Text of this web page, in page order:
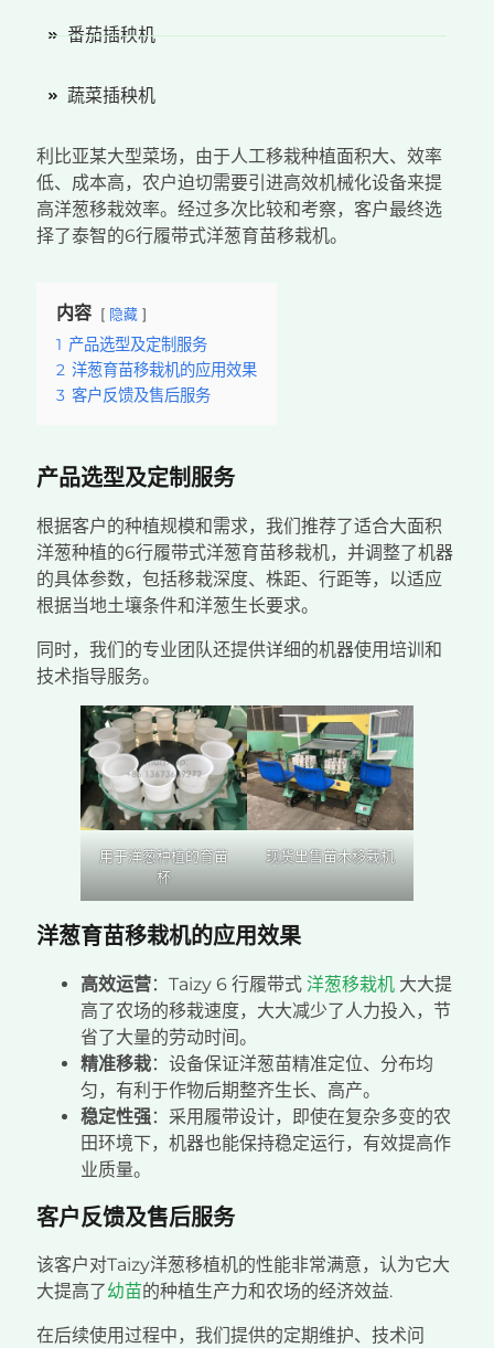
番茄插秧机
蔬菜插秧机
利比亚某大型菜场，由于人工移栽种植面积大、效率
低、成本高，农户迫切需要引进高效机械化设备来提
高洋葱移栽效率。经过多次比较和考察，客户最终选
择了泰智的6行履带式洋葱育苗移栽机。
内容 隐藏
1 产品选型及定制服务
2 洋葱育苗移栽机的应用效果
3 客户反馈及售后服务
产品选型及定制服务
根据客户的种植规模和需求，我们推荐了适合大面积
洋葱种植的6行履带式洋葱育苗移栽机，并调整了机器
的具体参数，包括移栽深度、株距、行距等，以适应
根据当地土壤条件和洋葱生长要求。
同时，我们的专业团队还提供详细的机器使用培训和
技术指导服务。
用于洋葱种植的育苗
杯
现货出售苗木移栽机
洋葱育苗移栽机的应用效果
高效运营：Taizy 6 行履带式 洋葱移栽机 大大提
高了农场的移栽速度，大大减少了人力投入，节
省了大量的劳动时间。
精准移栽：设备保证洋葱苗精准定位、分布均
匀，有利于作物后期整齐生长、高产。
稳定性强：采用履带设计，即使在复杂多变的农
田环境下，机器也能保持稳定运行，有效提高作
业质量。
客户反馈及售后服务
该客户对Taizy洋葱移植机的性能非常满意，认为它大
大提高了幼苗的种植生产力和农场的经济效益.
在后续使用过程中，我们提供的定期维护、技术问